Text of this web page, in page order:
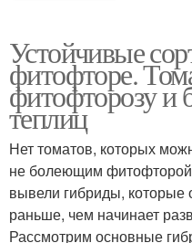
Устойчивые
фитофторе.
фитофторозу и
теплиц
Нет томатов, которых
не болеющим
вывели гибриды, которые
раньше, чем начинает
Рассмотрим основные